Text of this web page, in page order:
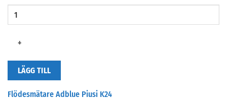
+
LÄGG TILL
Flödesmätare Adblue Piusi K24